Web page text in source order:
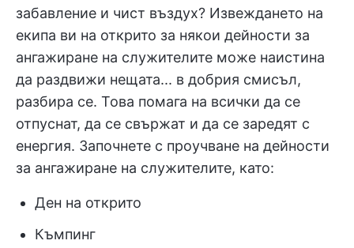
забавление и чист въздух? Извеждането на
екипа ви на открито за някои дейности за
ангажиране на служителите може наистина
да раздвижи нещата... в добрия смисъл,
разбира се. Това помага на всички да се
отпуснат, да се свържат и да се заредят с
енергия. Започнете с проучване на дейности
за ангажиране на служителите, като:
Ден на открито
Къмпинг